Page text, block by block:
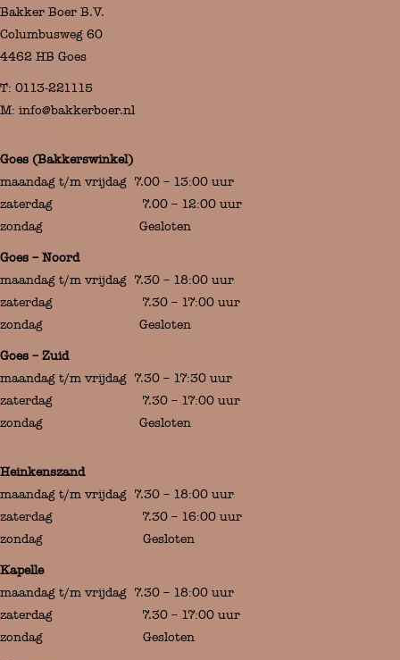
Bakker Boer B.V.
Columbusweg 60
4462 HB Goes
T: 0113-221115
M: info@bakkerboer.nl
Goes (Bakkerswinkel)
maandag t/m vrijdag 7.00 – 13:00 uur
zaterdag 7.00 – 12:00 uur
zondag Gesloten
Goes – Noord
maandag t/m vrijdag 7.30 – 18:00 uur
zaterdag 7.30 – 17:00 uur
zondag Gesloten
Goes – Zuid
maandag t/m vrijdag 7.30 – 17:30 uur
zaterdag 7.30 – 17:00 uur
zondag Gesloten
Heinkenszand
maandag t/m vrijdag 7.30 – 18:00 uur
zaterdag 7.30 – 16:00 uur
zondag Gesloten
Kapelle
maandag t/m vrijdag 7.30 – 18:00 uur
zaterdag 7.30 – 17:00 uur
zondag Gesloten